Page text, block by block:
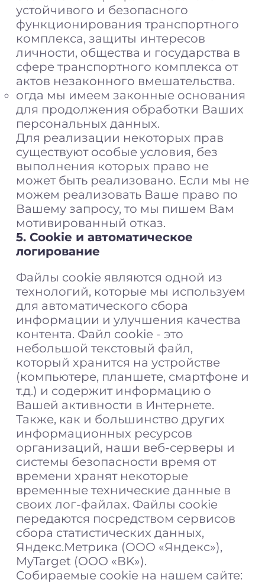
устойчивого и безопасного
функционирования транспортного
комплекса, защиты интересов
личности, общества и государства в
сфере транспортного комплекса от
актов незаконного вмешательства.
огда мы имеем законные основания
для продолжения обработки Ваших
персональных данных.
Для реализации некоторых прав
существуют особые условия, без
выполнения которых право не
может быть реализовано. Если мы не
можем реализовать Ваше право по
Вашему запросу, то мы пишем Вам
мотивированный отказ.
5. Cookie и автоматическое
логирование
Файлы cookie являются одной из
технологий, которые мы используем
для автоматического сбора
информации и улучшения качества
контента. Файл cookie - это
небольшой текстовый файл,
который хранится на устройстве
(компьютере, планшете, смартфоне и
т.д.) и содержит информацию о
Вашей активности в Интернете.
Также, как и большинство других
информационных ресурсов
организаций, наши веб-серверы и
системы безопасности время от
времени хранят некоторые
временные технические данные в
своих лог-файлах. Файлы cookie
передаются посредством сервисов
сбора статистических данных,
Яндекс.Метрика (ООО «Яндекс»),
MyTarget (ООО «ВK»).
Собираемые cookie на нашем сайте: